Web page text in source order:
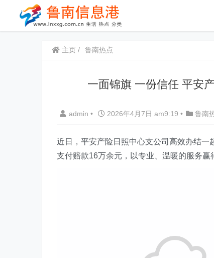
主页 鲁南热点
一面锦旗 一份信任 平安
admin • 2026年4月7日 am9:19 • 鲁南
近日，平安产险日照中心支公司高效办结
支付赔款16万余元，以专业、温暖的服务赢